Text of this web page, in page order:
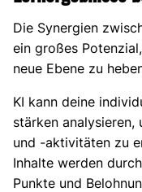
Die Synergien
ein großes
neue Ebene zu
KI kann deine
stärken analysieren,
und -aktivitäten zu
Inhalte werden
Punkte und